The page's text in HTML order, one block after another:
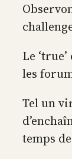
Le
les
Tel un
temps